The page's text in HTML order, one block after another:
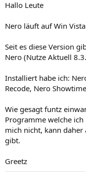
Hallo Leute
Nero läuft auf Win
Seit es diese Version
Nero (Nutze Aktuell
Installiert habe ich:
Recode, Nero
Wie gesagt funtz
Programme welche
mich nicht, kann daher
gibt.
Greetz